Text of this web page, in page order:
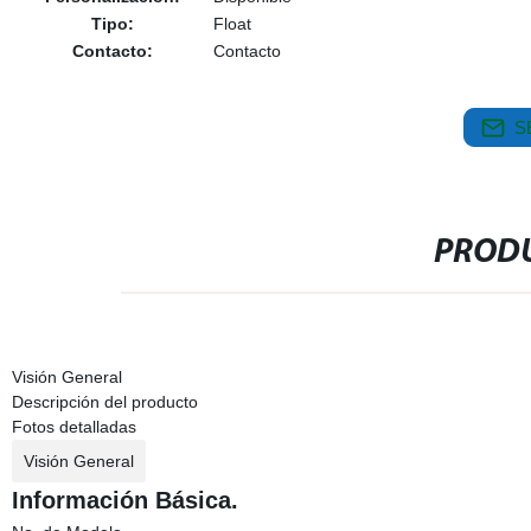
Tipo:
Float
Contacto:
Contacto
Visión General
Descripción del producto
Fotos detalladas
Visión General
Información Básica.